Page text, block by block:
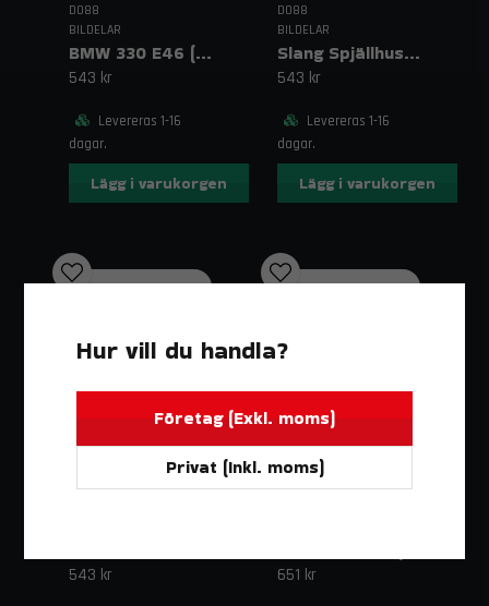
DO88
BILDELAR
BMW 330 E46 (01–06) Slang spjällhus Svart
543 kr
Levereras 1-16
dagar.
Lägg i varukorgen
DO88
BILDELAR
Slang Spjällhus Blå BMW 325 E46 (01–06)
543 kr
Levereras 1-16
dagar.
Lägg i varukorgen
543 kr 651 kr
Hur vill du handla?
Företag (Exkl. moms)
Privat (Inkl. moms)